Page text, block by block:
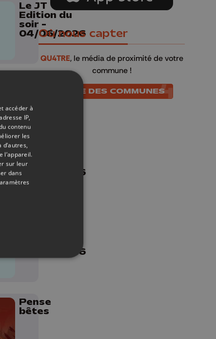
Le JT
Edition du
soir -
04/06/2026
Météo Soir
-
04/06/2026
04/06/2026
Pense
bêtes
Où nous capter
QU4TRE, le média de proximité de votre
commune !
LISTE DES COMMUNES
accéder à
IP,
contenu
les
l’appareil.
sur leur
dans